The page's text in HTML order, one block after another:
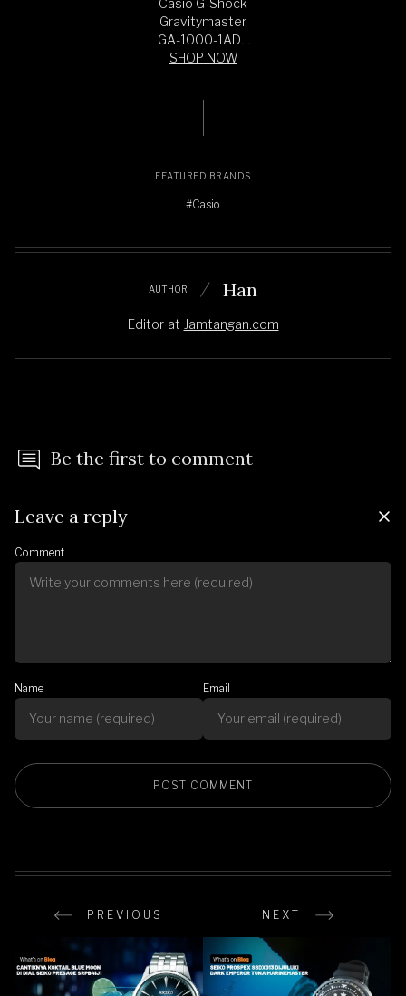
Gravitymaster
GA-1000-1ADR
Master Of G Twin
SHOP NOW
FEATURED BRANDS
#Casio
AUTHOR Han
Editor at Jamtangan.com
Be the first to comment
Leave a reply
Comment
Name Email
PREVIOUS NEXT